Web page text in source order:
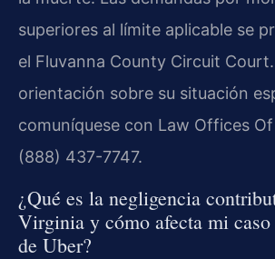
superiores al límite aplicable se
el Fluvanna County Circuit
orientación sobre su situación
comuníquese con Law Offices Of
(888) 437-7747.
¿Qué es la negligencia
Virginia y cómo afecta mi caso
de Uber?